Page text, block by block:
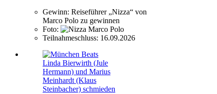
Gewinn: Reiseführer „Nizza“ von
Marco Polo zu gewinnen
Foto:
Teilnahmeschluss: 16.09.2026
Linda Bierwirth (Jule
Hermann) und Marius
Meinhardt (Klaus
Steinbacher) schmieden